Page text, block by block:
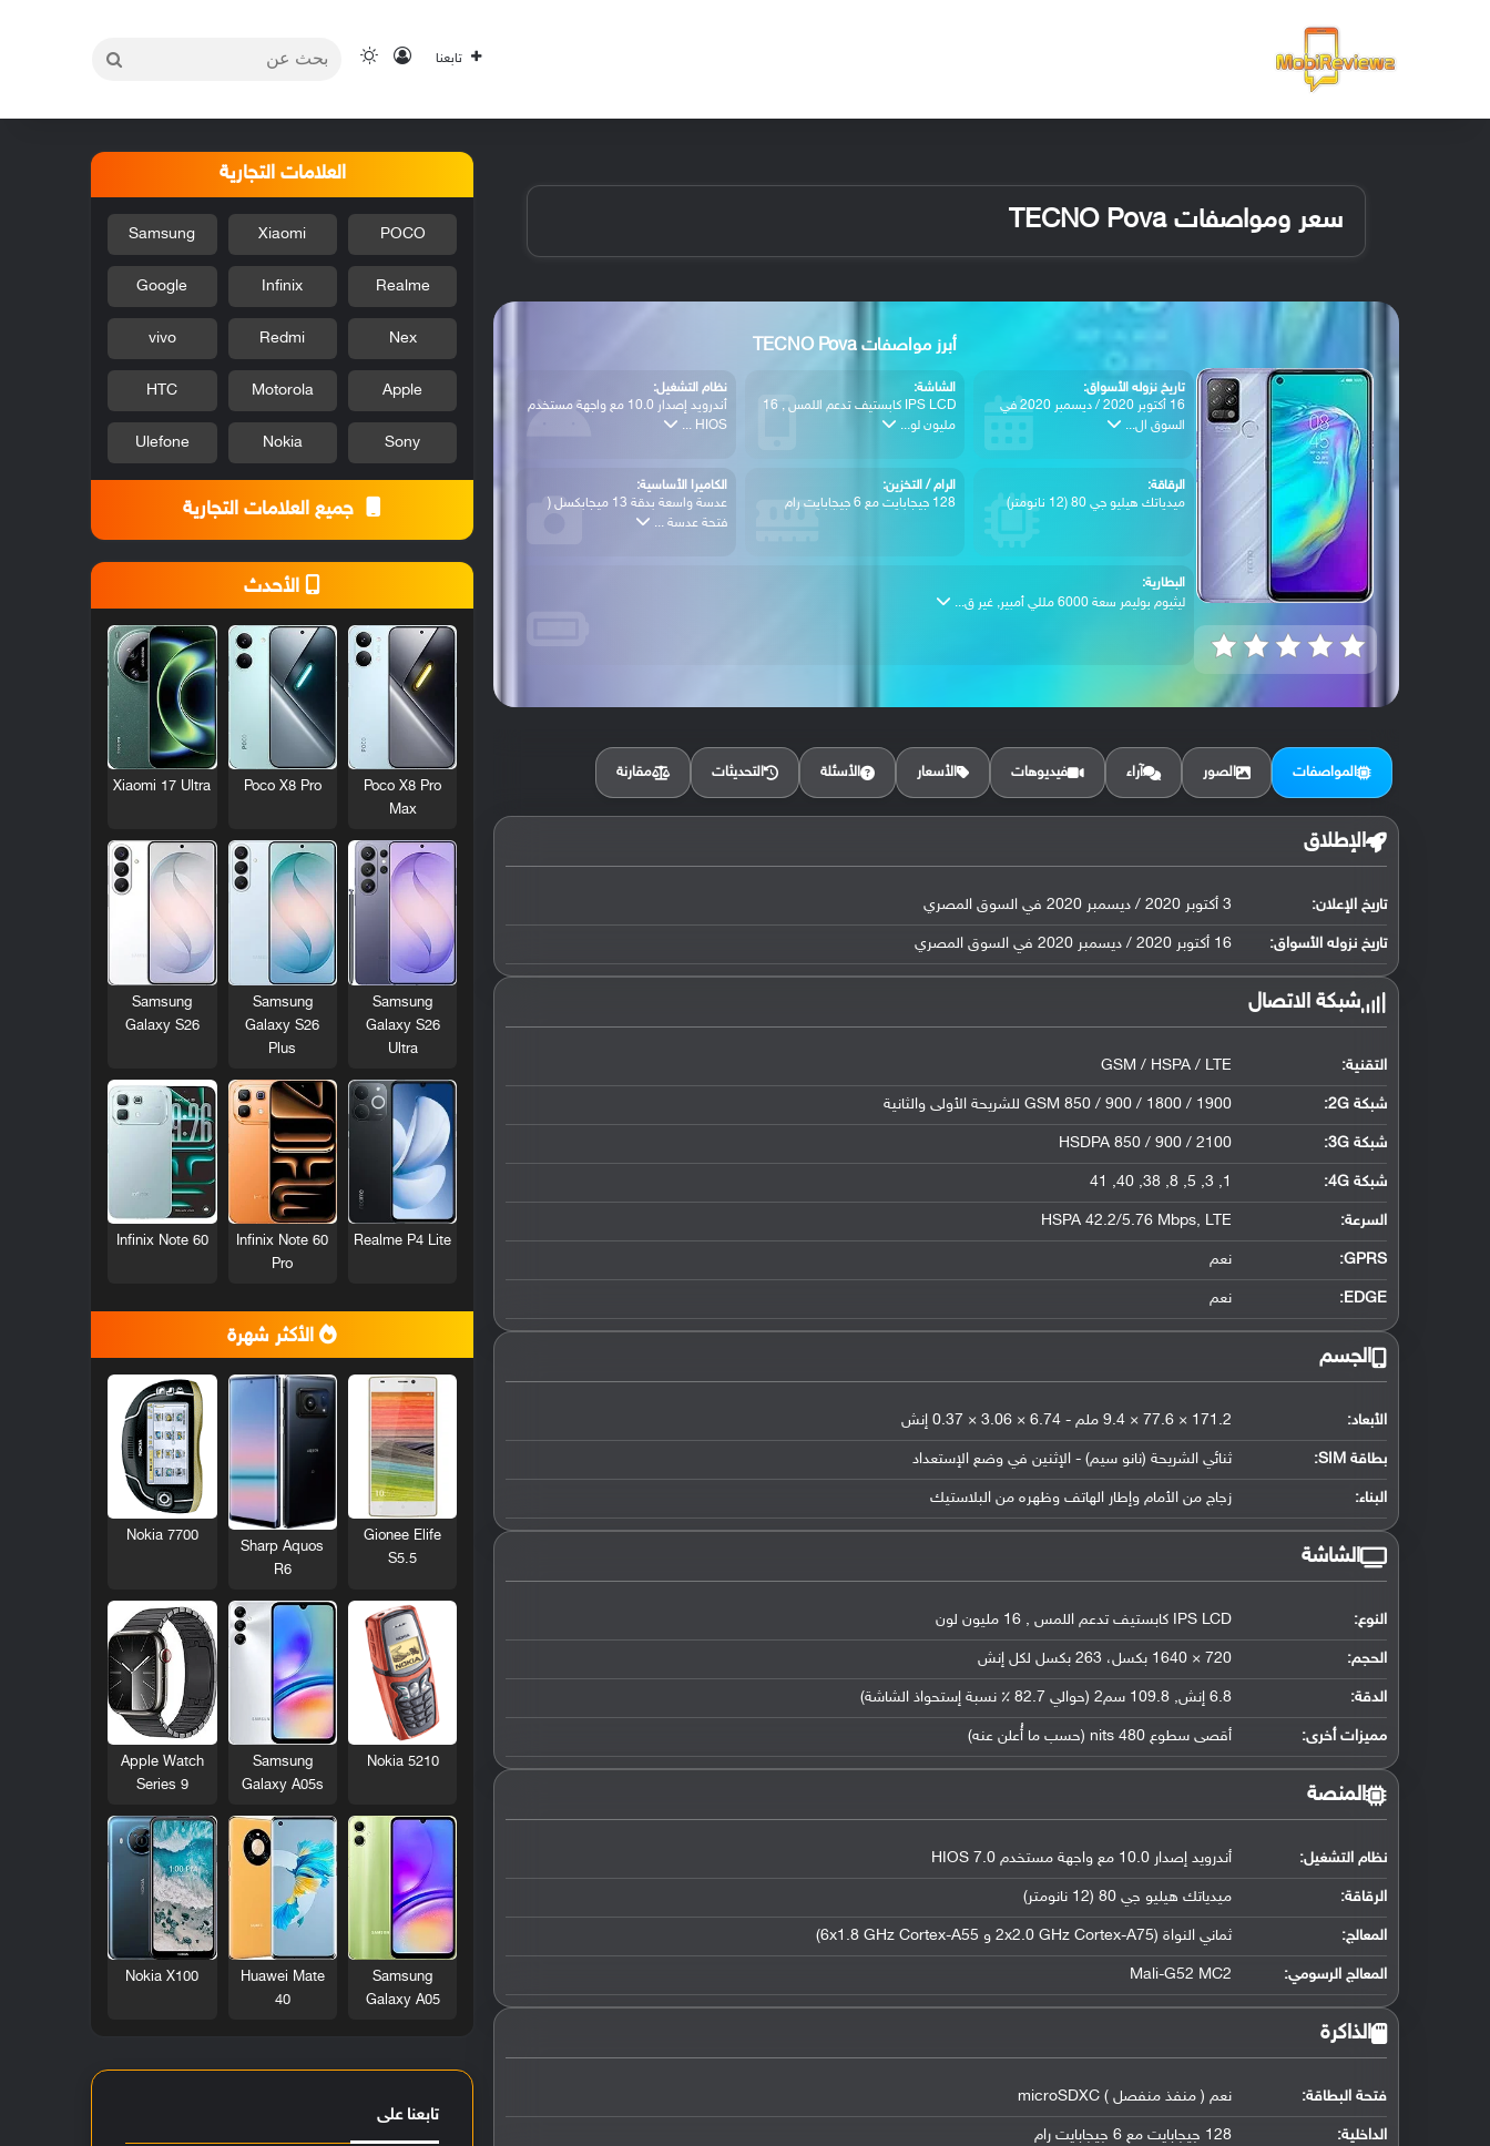
تابعنا تسجيل الدخول
الوضع المظلم
سعر ومواصفات TECNO Pova
أبرز مواصفات TECNO Pova
تاريخ نزوله الأسواق:
16 أكتوبر 2020 / ديسمبر 2020 في
السوق ال...
الشاشة:
IPS LCD كابستيف تدعم اللمس , 16
مليون لو...
نظام التشغيل:
أندرويد إصدار 10.0 مع واجهة مستخدم
HIOS ...
الرقاقة:
ميدياتك هيليو جي 80 (12 نانومتر)
الرام / التخزين:
128 جيجابايت مع 6 جيجابايت رام
الكاميرا الأساسية:
عدسة واسعة بدقة 13 ميجابكسل (
فتحة عدسة ...
البطارية:
ليثيوم بوليمر سعة 6000 مللي أمبير, غير ق...
المواصفات الصور آراء فيديوهات الأسعار الأسئلة التحديثات مقارنة
الإطلاق
تاريخ الإعلان: 3 أكتوبر 2020 / ديسمبر 2020 في السوق المصري
تاريخ نزوله الأسواق: 16 أكتوبر 2020 / ديسمبر 2020 في السوق المصري
شبكة الاتصال
التقنية: GSM / HSPA / LTE
شبكة 2G: GSM 850 / 900 / 1800 / 1900 للشريحة الأولى والثانية
شبكة 3G :
HSDPA 850 / 900 / 2100
شبكة 4G :
1, 3, 5, 8, 38, 40, 41
السرعة: HSPA 42.2/5.76 Mbps, LTE
GPRS: نعم
EDGE: نعم
الجسم
الأبعاد: 171.2 × 77.6 × 9.4 ملم - 6.74 × 3.06 × 0.37 إنش
بطاقة SIM: ثنائي الشريحة (نانو سيم) - الإثنين في وضع الإستعداد
البناء: زجاج من الأمام وإطار الهاتف وظهره من البلاستيك
الشاشة
النوع: IPS LCD كابستيف تدعم اللمس , 16 مليون لون
الحجم: 720 × 1640 بكسل، 263 بكسل لكل إنش
الدقة: 6.8 إنش, 109.8 سم2 (حوالي 82.7 ٪ نسبة إستحواذ الشاشة)
مميزات أخرى: أقصى سطوع 480 nits (حسب ما أُعلن عنه)
المنصة
نظام التشغيل: أندرويد إصدار 10.0 مع واجهة مستخدم HIOS 7.0
الرقاقة: ميدياتك هيليو جي 80 (12 نانومتر)
المعالج: ثماني النواة (2x2.0 GHz Cortex-A75 و 6x1.8 GHz Cortex-A55)
المعالج الرسومي:
Mali-G52 MC2
الذاكرة
فتحة البطاقة: نعم ( منفذ منفصل ) microSDXC
الداخلية: 128 جيجابايت مع 6 جيجابايت رام
العلامات التجارية
POCO
Xiaomi
Samsung
Realme
Infinix
Google
Nex
Redmi
vivo
Apple
Motorola
HTC
Sony
Nokia
Ulefone
جميع العلامات التجارية
الأحدث
Poco X8 Pro
Max
Poco X8 Pro
Xiaomi 17 Ultra
Samsung
Galaxy S26
Ultra
Samsung
Galaxy S26
Plus
Samsung
Galaxy S26
Realme P4 Lite
Infinix Note 60
Pro
Infinix Note 60
الأكثر شهرة
Gionee Elife
S5.5
Sharp Aquos
R6
Nokia 7700
Nokia 5210
Samsung
Galaxy A05s
Apple Watch
Series 9
Samsung
Galaxy A05
Huawei Mate
40
Nokia X100
تابعنا على